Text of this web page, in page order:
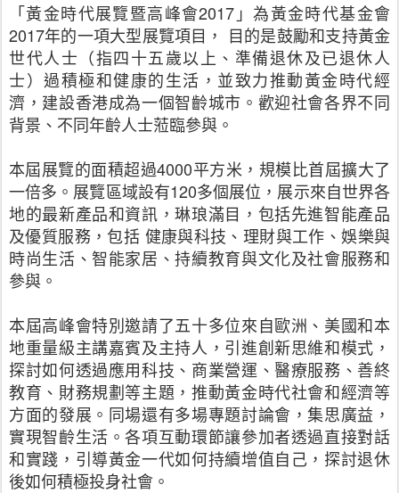
「黃金時代展覽暨高峰會2017」為黃金時代基金會
2017年的一項大型展覽項目， 目的是鼓勵和支持黃金
世代人士（指四十五歲以上、準備退休及已退休人
士）過積極和健康的生活，並致力推動黃金時代經
濟，建設香港成為一個智齡城市。歡迎社會各界不同
背景、不同年齡人士蒞臨參與。
本屆展覽的面積超過4000平方米，規模比首屆擴大了
一倍多。展覽區域設有120多個展位，展示來自世界各
地的最新產品和資訊，琳琅滿目，包括先進智能產品
及優質服務，包括 健康與科技、理財與工作、娛樂與
時尚生活、智能家居、持續教育與文化及社會服務和
參與。
本屆高峰會特別邀請了五十多位來自歐洲、美國和本
地重量級主講嘉賓及主持人，引進創新思維和模式，
探討如何透過應用科技、商業營運、醫療服務、善終
教育、財務規劃等主題，推動黃金時代社會和經濟等
方面的發展。同場還有多場專題討論會，集思廣益，
實現智齡生活。各項互動環節讓參加者透過直接對話
和實踐，引導黃金一代如何持續增值自己，探討退休
後如何積極投身社會。